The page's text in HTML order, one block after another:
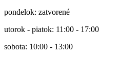
pondelok: zatvorené
utorok - piatok: 11:00 - 17:00
sobota: 10:00 - 13:00